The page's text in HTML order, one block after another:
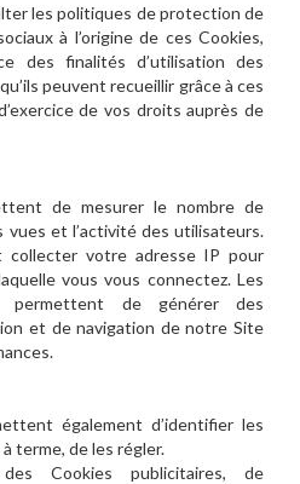
les politiques de protection de
à l’origine de ces Cookies,
des finalités d’utilisation des
peuvent recueillir grâce à ces
de vos droits auprès de
de mesurer le nombre de
vues et l’activité des utilisateurs.
collecter votre adresse IP pour
vous vous connectez. Les
permettent de générer des
et de navigation de notre Site
également d’identifier les
terme, de les régler.
Cookies publicitaires, de